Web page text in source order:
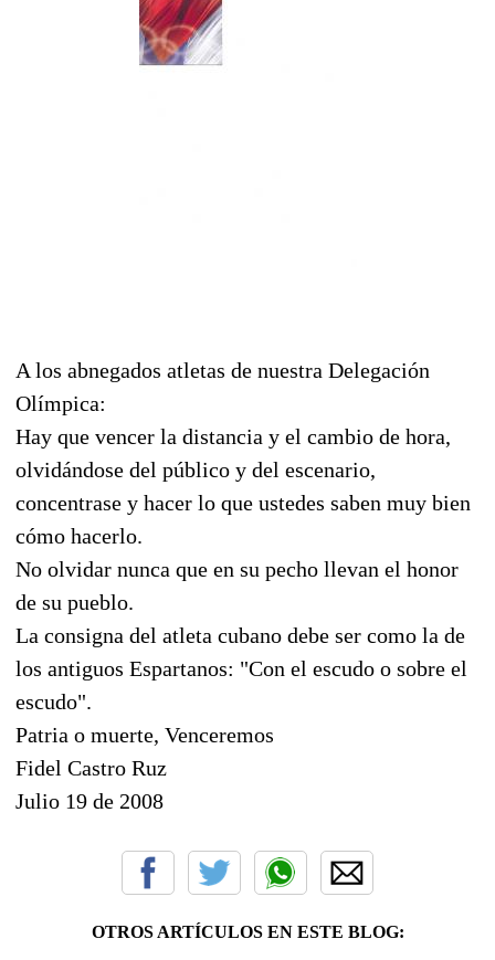
A los abnegados atletas de nuestra Delegación
Olímpica:
Hay que vencer la distancia y el cambio de hora,
olvidándose del público y del escenario,
concentrase y hacer lo que ustedes saben muy bien
cómo hacerlo.
No olvidar nunca que en su pecho llevan el honor
de su pueblo.
La consigna del atleta cubano debe ser como la de
los antiguos Espartanos: "Con el escudo o sobre el
escudo".
Patria o muerte, Venceremos
Fidel Castro Ruz
Julio 19 de 2008
OTROS ARTÍCULOS EN ESTE BLOG: